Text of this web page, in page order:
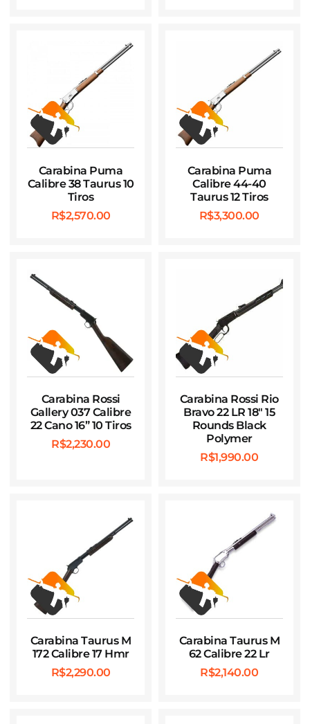
Carabina Puma
Calibre 38 Taurus 10
Tiros
R$2,570.00
Carabina Puma
Calibre 44-40
Taurus 12 Tiros
R$3,300.00
Carabina Rossi
Gallery 037 Calibre
22 Cano 16” 10 Tiros
R$2,230.00
Carabina Rossi Rio
Bravo 22 LR 18″ 15
Rounds Black
Polymer
R$1,990.00
Carabina Taurus M
172 Calibre 17 Hmr
R$2,290.00
Carabina Taurus M
62 Calibre 22 Lr
R$2,140.00